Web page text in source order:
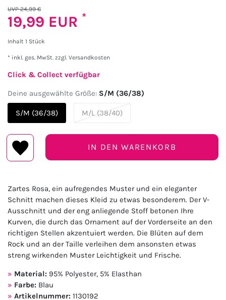
UVP 24,99 €
19,99 EUR *
Inhalt 1 Stück
* inkl. ges. MwSt. zzgl. Versandkosten
Click & Collect verfügbar
Deine ausgewählte Größe: S/M (36/38)
S/M (36/38) M/L (38/40)
IN DEN WARENKORB
Zartes Rosa, ein aufregendes Muster und ein eleganter
Schnitt machen dieses Kleid zu etwas besonderem. Der V-
Ausschnitt und der eng anliegende Stoff betonen Ihre
Kurven, die durch das Ornament auf der Vorderseite an den
richtigen Stellen akzentuiert werden. Die Blüten auf dem
Rock und an der Taille verleihen dem ansonsten etwas
streng wirkenden Muster Leichtigkeit und Frische.
Material: 95% Polyester, 5% Elasthan
Farbe: Blau
Artikelnummer: 1130192